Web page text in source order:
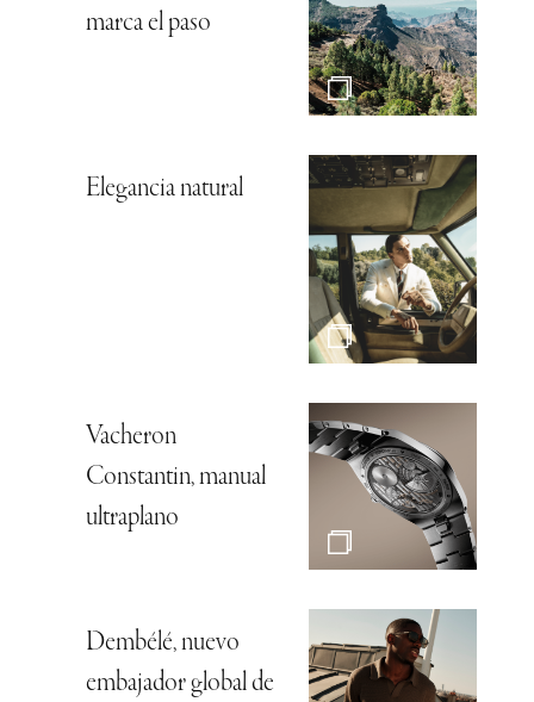
marca el paso
Elegancia natural
Vacheron
Constantin, manual
ultraplano
Dembélé, nuevo
embajador global de